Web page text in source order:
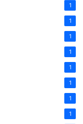
1
1
1
1
1
1
1
1